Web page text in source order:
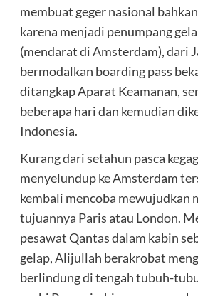
membuat geger nasional
karena menjadi penumpang
(mendarat di Amsterdam), dari
bermodalkan boarding pass
ditangkap Aparat Keamanan,
beberapa hari dan kemudian
Indonesia.
Kurang dari setahun pasca
menyelundup ke Amsterdam
kembali mencoba mewujudkan
tujuannya Paris atau London.
pesawat Qantas dalam kabin
gelap, Alijullah berakrobat
berlindung di tengah tubuh-